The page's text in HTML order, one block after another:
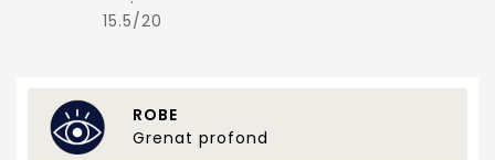
15.5/20
ROBE
Grenat profond